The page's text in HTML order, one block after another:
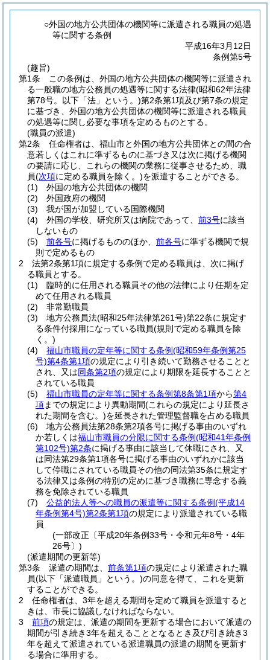
○外国の地方公共団体の機関等に派遣される職員の処遇
等に関する条例
平成16年3月12日
条例第5号
(趣旨)
第1条
この条例は、外国の地方公共団体の機関等に派遣され
る一般職の地方公務員の処遇等に関する法律(昭和62年法律
第78号。以下「法」という。)第2条第1項及び第7条の規定
に基づき、外国の地方公共団体の機関等に派遣される職員
の処遇等に関し必要な事項を定めるものとする。
(職員の派遣)
第2条
任命権者は、福山市と外国の地方公共団体との間の合
意若しくはこれに準ずるものに基づき又は次に掲げる機関
の要請に応じ、これらの機関の業務に従事させるため、職
員(次項に定める職員を除く。)を派遣することができる。
(1)
外国の地方公共団体の機関
(2)
外国政府の機関
(3)
我が国が加盟している国際機関
(4)
外国の学校、研究所又は病院であって、 前3号に該当
しないもの
(5)
前各号に掲げるもののほか、 前各号に準ずる機関で規
則で定めるもの
2
法第2条第1項に規定する条例で定める職員は、次に掲げ
る職員とする。
(1)
臨時的に任用される職員その他の法律により任期を定
めて任用される職員
(2)
非常勤職員
(3)
地方公務員法(昭和25年法律第261号)第22条に規定す
る条件付採用になっている職員(規則で定める職員を除
く。)
(4)
福山市職員の定年等に関する条例(昭和59年条例第25
号)第4条第1項の規定により引き続いて勤務させることと
され、又は同条第2項の規定により期限を延長することと
されている職員
(5)
福山市職員の定年等に関する条例第8条第1項から第4
項までの規定により異動期間(これらの規定により延長さ
れた期間を含む。)を延長された管理監督職を占める職員
(6)
地方公務員法第28条第2項各号に掲げる事由のいずれ
か若しくは福山市職員の分限に関する条例(昭和41年条例
第102号)第2条に掲げる事由に該当して休職にされ、又
は同法第29条第1項各号に掲げる事由のいずれかに該当
して停職にされている職員その他の同法第35条に規定す
る法律又は条例の特別の定めに基づき職務に専念する義
務を免除されている職員
(7)
公益的法人等への職員の派遣等に関する条例(平成14
年条例第4号)第2条第1項の規定により派遣されている職
員
(一部改正〔平成20年条例33号・令和元年8号・4年
26号〕)
(派遣期間の更新等)
第3条
派遣の期間は、 前条第1項の規定により派遣された職
員(以下「派遣職員」という。)の同意を得て、これを更新
することができる。
2
任命権者は、3年を超える期間を定めて職員を派遣すると
きは、市長に協議しなければならない。
3
前項の規定は、派遣の期間を更新する場合において派遣の
期間が引き続き3年を超えることとなるとき及び引き続き3
年を超えて派遣されている派遣職員の派遣の期間を更新す
る場合に準用する。